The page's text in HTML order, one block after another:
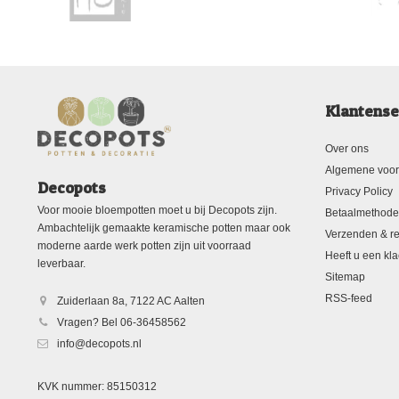
Decopots
Voor mooie bloempotten moet u bij Decopots zijn.
Ambachtelijk gemaakte keramische potten maar ook
moderne aarde werk potten zijn uit voorraad
leverbaar.
Zuiderlaan 8a, 7122 AC Aalten
Vragen? Bel 06-36458562
info@decopots.nl
KVK nummer: 85150312
Over ons
Algemene
Privacy Policy
Verzenden &
Heeft u een
Sitemap
RSS-feed